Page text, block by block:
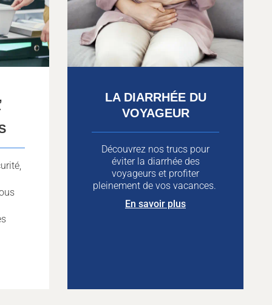
LA DIARRHÉE DU
VOYAGEUR
Découvrez nos trucs pour
éviter la diarrhée des
voyageurs et profiter
pleinement de vos vacances.
En savoir plus